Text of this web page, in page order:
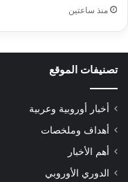
منذ ساعتين
تصنيفات الموقع
أخبار أوروبية وعربية
أهداف وملخصات
أهم الأخبار
الدوري الأوروبي